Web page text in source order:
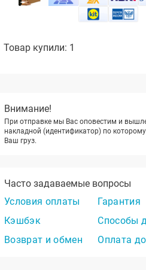
Товар купили: 1
Внимание!
При отправке мы Вас оповестим и
накладной (идентификатор) по
Ваш груз.
Часто задаваемые вопросы
Условия оплаты
Гарантия
Кэшбэк
Способы
Возврат и обмен
Оплата